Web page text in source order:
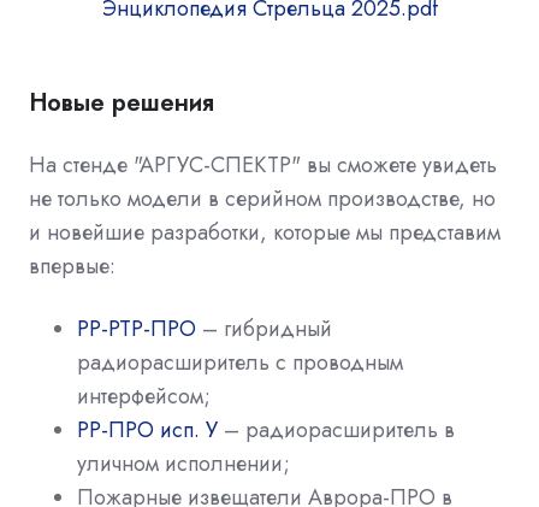
Энциклопедия Стрельца 2025.pdf
Новые решения
На стенде "АРГУС-СПЕКТР" вы сможете увидеть
не только модели в серийном производстве, но
и новейшие разработки, которые мы представим
впервые:
РР-РТР-ПРО – гибридный
радиорасширитель с проводным
интерфейсом;
РР-ПРО исп. У – радиорасширитель в
уличном исполнении;
Пожарные извещатели Аврора-ПРО в